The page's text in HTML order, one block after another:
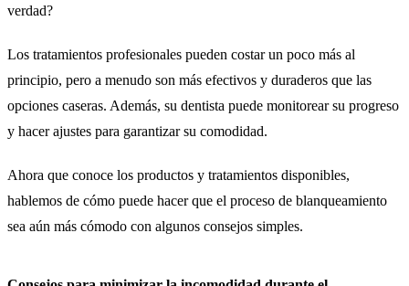
verdad?
Los tratamientos profesionales pueden costar un poco más al
principio, pero a menudo son más efectivos y duraderos que las
opciones caseras. Además, su dentista puede monitorear su progreso
y hacer ajustes para garantizar su comodidad.
Ahora que conoce los productos y tratamientos disponibles,
hablemos de cómo puede hacer que el proceso de blanqueamiento
sea aún más cómodo con algunos consejos simples.